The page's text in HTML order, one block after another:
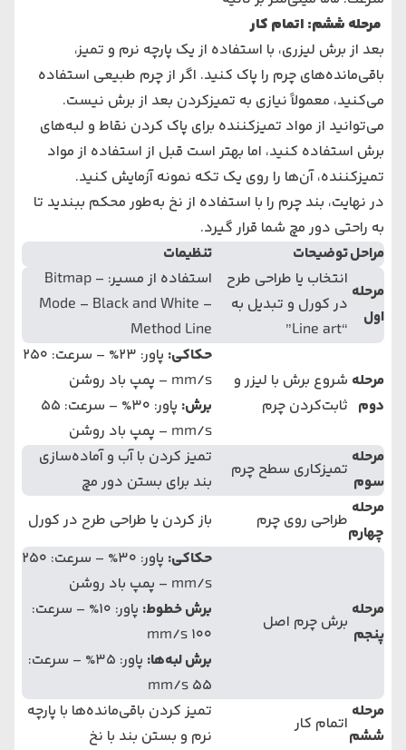
مرحله ششم: اتمام کار
بعد از برش لیزری، با استفاده از یک پارچه نرم و تمیز،
باقی‌مانده‌های چرم را پاک کنید. اگر از چرم طبیعی استفاده
می‌کنید، معمولاً نیازی به تمیزکردن بعد از برش نیست.
می‌توانید از مواد تمیزکننده برای پاک کردن نقاط و لبه‌های
برش استفاده کنید، اما بهتر است قبل از استفاده از مواد
تمیزکننده، آن‌ها را روی یک تکه نمونه آزمایش کنید.
در نهایت، بند چرم را با استفاده از نخ به‌طور محکم ببندید تا
به راحتی دور مچ شما قرار گیرد.
مراحلتوضیحات
تنظیمات
مرحله
اول
انتخاب یا طراحی طرح
در کورل و تبدیل به
“Line art”
استفاده از مسیر: Bitmap –
Mode – Black and White –
Method Line
مرحله
دوم
شروع برش با لیزر و
ثابت‌کردن چرم
حکاکی:
پاور: 23% – سرعت: 250
mm/s – پمپ باد روشن
برش:
پاور: 30% – سرعت: 55
mm/s – پمپ باد روشن
مرحله
سوم
تمیزکاری سطح چرم
تمیز کردن با آب و آماده‌سازی
بند برای بستن دور مچ
مرحله
چهارم
طراحی روی چرم باز کردن یا طراحی طرح در کورل
مرحله
پنجم
برش چرم اصل
حکاکی:
پاور: 30% – سرعت: 250
mm/s – پمپ باد روشن
برش خطوط:
پاور: 10% – سرعت:
100 mm/s
برش لبه‌ها:
پاور: 35% – سرعت:
55 mm/s
مرحله
ششم
اتمام کار
تمیز کردن باقی‌مانده‌ها با پارچه
نرم و بستن بند با نخ